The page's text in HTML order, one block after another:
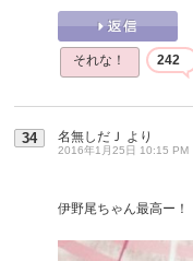
それな！ 242
34 名無しだＪ より
2016年1月25日 10:15 PM
伊野尾ちゃん最高ー！